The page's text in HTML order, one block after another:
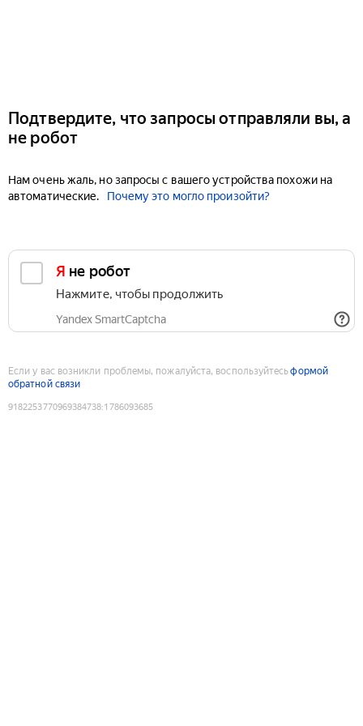
Подтвердите, что запросы отправляли вы, а
не робот
Нам очень жаль, но запросы с вашего устройства похожи на
автоматические.
Почему это могло произойти?
Я не робот
Нажмите, чтобы продолжить
Yandex SmartCaptcha
Если у вас возникли проблемы, пожалуйста, воспользуйтесьформой
обратной связи
9182253770969384738:1786093685